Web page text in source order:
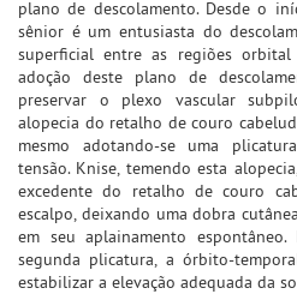
plano de descolamento. Desde o
sênior é um entusiasta do
superficial entre as regiões
adoção deste plano de
preservar o plexo vascular
alopecia do retalho de couro
mesmo adotando-se uma
tensão. Knise, temendo esta
excedente do retalho de couro
escalpo, deixando uma dobra
em seu aplainamento
segunda plicatura, a órbito-
estabilizar a elevação adequada da